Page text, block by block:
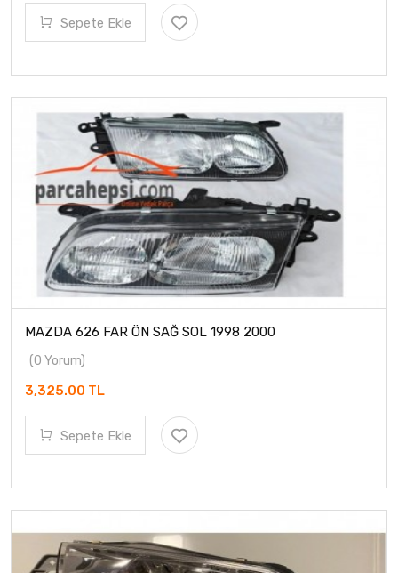
Sepete Ekle
MAZDA 626 FAR ÖN SAĞ SOL 1998 2000
(0 Yorum)
3,325.00 TL
Sepete Ekle